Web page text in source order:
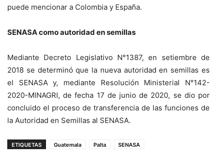
puede mencionar a Colombia y España.
SENASA como autoridad en semillas
Mediante Decreto Legislativo N°1387, en setiembre de
2018 se determinó que la nueva autoridad en semillas es
el SENASA y, mediante Resolución Ministerial N°142-
2020-MINAGRI, de fecha 17 de junio de 2020, se dio por
concluido el proceso de transferencia de las funciones de
la Autoridad en Semillas al SENASA.
ETIQUETAS Guatemala Palta SENASA